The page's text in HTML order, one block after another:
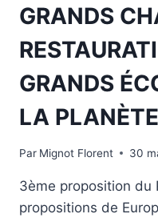
GRANDS
GRANDS
LA PLANÈTE
Par Mignot Florent 30
3ème proposition du
propositions de